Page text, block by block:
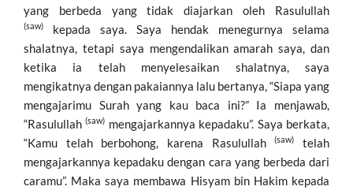
yang berbeda yang tidak diajarkan oleh Rasulullah
(saw)
kepada saya. Saya hendak menegurnya selama
shalatnya, tetapi saya mengendalikan amarah saya, dan
ketika ia telah menyelesaikan shalatnya, saya
mengikatnya dengan pakaiannya lalu bertanya, “Siapa yang
mengajarimu Surah yang kau baca ini?” Ia menjawab,
“Rasulullah(saw) mengajarkannya kepadaku”. Saya berkata,
“Kamu telah berbohong, karena Rasulullah(saw)
telah
mengajarkannya kepadaku dengan cara yang berbeda dari
caramu”. Maka saya membawa Hisyam bin Hakim kepada